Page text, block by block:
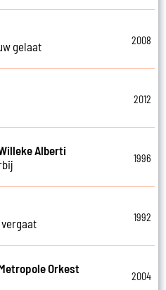
gelaat
2008
2012
Alberti
1996
1992
Orkest
2004